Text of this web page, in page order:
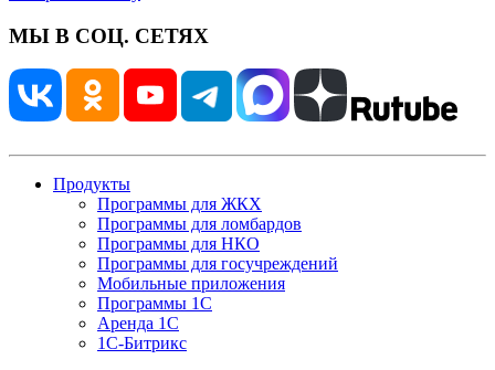
МЫ В СОЦ. СЕТЯХ
Продукты
Программы для ЖКХ
Программы для ломбардов
Программы для НКО
Программы для госучреждений
Мобильные приложения
Программы 1С
Аренда 1С
1С-Битрикс